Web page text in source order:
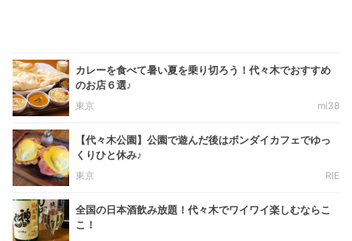
カレーを食べて暑い夏を乗り切ろう！代々木でおすすめ
のお店６選♪
東京
mi38
【代々木公園】公園で遊んだ後はボンダイカフェでゆっ
くりひと休み♪
東京
RIE
全国の日本酒飲み放題！代々木でワイワイ楽しむならこ
こ！